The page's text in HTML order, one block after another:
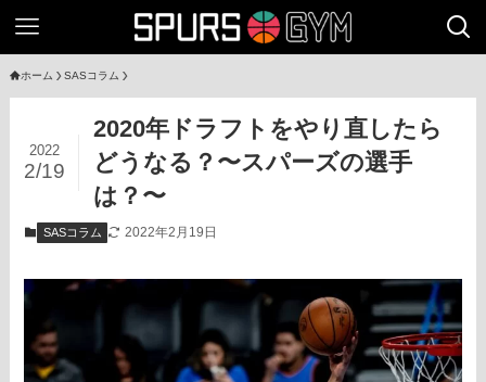
ホーム SASコラム
2020年ドラフトをやり直したら
どうなる？〜スパーズの選手
は？〜
2022
2/19
SASコラム 2022年2月19日